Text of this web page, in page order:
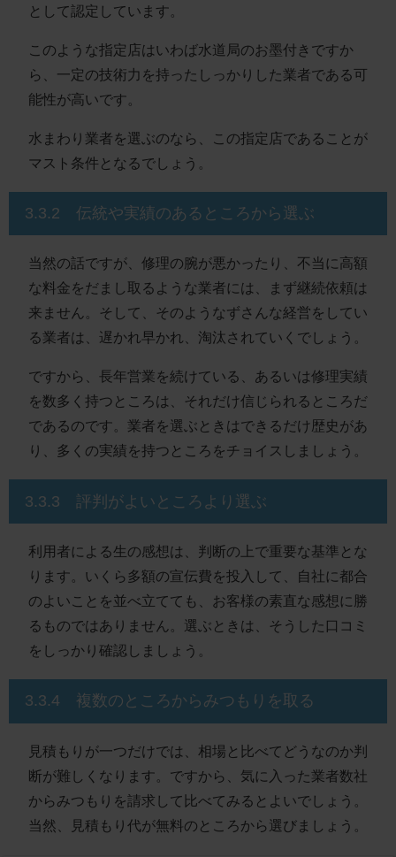
として認定しています。
このような指定店はいわば水道局のお墨付きですか
ら、一定の技術力を持ったしっかりした業者である可
能性が高いです。
水まわり業者を選ぶのなら、この指定店であることが
マスト条件となるでしょう。
3.3.2 伝統や実績のあるところから選ぶ
当然の話ですが、修理の腕が悪かったり、不当に高額
な料金をだまし取るような業者には、まず継続依頼は
来ません。そして、そのようなずさんな経営をしてい
る業者は、遅かれ早かれ、淘汰されていくでしょう。
ですから、長年営業を続けている、あるいは修理実績
を数多く持つところは、それだけ信じられるところだ
であるのです。業者を選ぶときはできるだけ歴史があ
り、多くの実績を持つところをチョイスしましょう。
3.3.3 評判がよいところより選ぶ
利用者による生の感想は、判断の上で重要な基準とな
ります。いくら多額の宣伝費を投入して、自社に都合
のよいことを並べ立てても、お客様の素直な感想に勝
るものではありません。選ぶときは、そうした口コミ
をしっかり確認しましょう。
3.3.4 複数のところからみつもりを取る
見積もりが一つだけでは、相場と比べてどうなのか判
断が難しくなります。ですから、気に入った業者数社
からみつもりを請求して比べてみるとよいでしょう。
当然、見積もり代が無料のところから選びましょう。